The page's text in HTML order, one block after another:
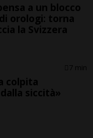
a un blocco
orologi: torna
la Svizzera
7 min
colpita
siccità»